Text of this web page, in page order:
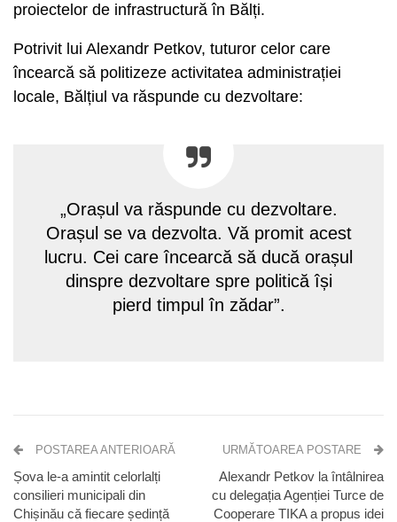
proiectelor de infrastructură în Bălți.
Potrivit lui Alexandr Petkov, tuturor celor care
încearcă să politizeze activitatea administrației
locale, Bălțiul va răspunde cu dezvoltare:
„Orașul va răspunde cu dezvoltare.
Orașul se va dezvolta. Vă promit acest
lucru. Cei care încearcă să ducă orașul
dinspre dezvoltare spre politică își
pierd timpul în zădar”.
POSTAREA ANTERIOARĂ
Șova le-a amintit celorlalți
consilieri municipali din
Chișinău că fiecare ședință
URMĂTOAREA POSTARE
Alexandr Petkov la întâlnirea
cu delegația Agenției Turce de
Cooperare TIKA a propus idei